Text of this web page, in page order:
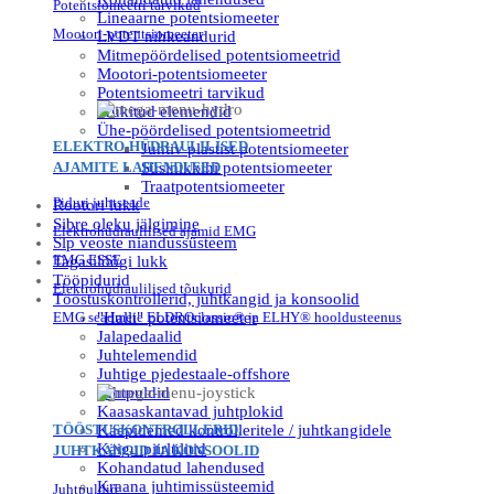
Lineaarne potentsiomeeter
LVDT nihkeandurid
Mitmepöördelised potentsiomeetrid
Mootori-potentsiomeeter
Potentsiomeetri tarvikud
Trükitud elemendid
Ühe-pöördelised potentsiomeetrid
Juhtiv plastist potentsiomeeter
Süsinikkihi potentsiomeeter
Traatpotentsiomeeter
Rootori lukk
Sibre oleku jälgimine
Slp veoste niandussüsteem
Tagasilõõgi lukk
Tööpidurid
Tööstuskontrollerid, juhtkangid ja konsoolid
"Halli" potentsiomeeter
Jalapedaalid
Juhtelemendid
Juhtige pjedestaale-offshore
Juhtpuldid
Kaasaskantavad juhtplokid
Käepidemed kontrolleritele / juhtkangidele
Käigu piirlülitid
Kohandatud lahendused
Kraana juhtimissüsteemid
Potentsiomeetri tarvikud
Mootori-potentsiomeeter
ELEKTRO-HÜDRAULILISED
AJAMITE LAHENDUSED
Piduri juhtseade
Elektrohüdraulilised ajamid EMG
EMG ESSE
Elektrohüdraulilised tõukurid
EMG seadmete ELDROclassic® ja ELHY® hooldusteenus
TÖÖSTUSKONTROLLERID,
JUHTKANGID JA KONSOOLID
Juhtpuldid